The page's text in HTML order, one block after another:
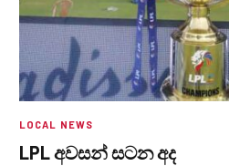
LOCAL NEWS
LPL අවසන් සටන අද